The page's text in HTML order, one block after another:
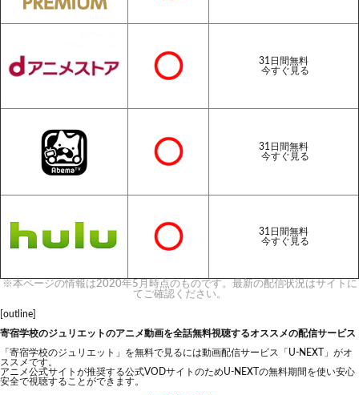
31日間無料
今すぐ見る
31日間無料
今すぐ見る
31日間無料
今すぐ見る
※本ページの情報は2020年5月時点のものです。最新の配信状況はサイトに
てご確認ください。
[outline]
寄宿学校のジュリエットのアニメ動画を全話無料視聴するオススメの配信サービス
「寄宿学校のジュリエット」を無料で見るには動画配信サービス「U-NEXT」がオ
ススメです。
アニメ公式サイトが推奨する公式VODサイトのためU-NEXTの無料期間を使い安心
安全で視聴することができます。